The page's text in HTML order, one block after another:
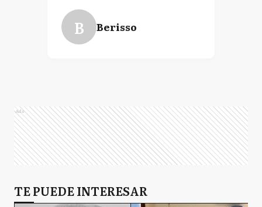
B Berisso
Ads
TE PUEDE INTERESAR